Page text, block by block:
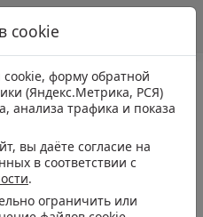
cookie
форму обратной
(Яндекс.Метрика, РСЯ)
анализа трафика и показа
вы даёте согласие на
в соответствии с
.
ограничить или